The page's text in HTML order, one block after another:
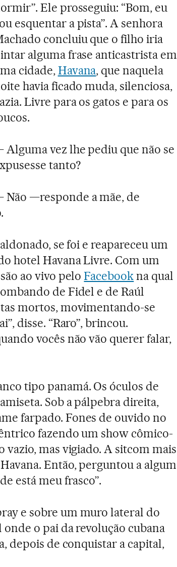
Ele prosseguiu: “Bom, eu
esquentar a pista”. A senhora
concluiu que o filho iria
alguma frase anticastrista em
cidade,Havana, que naquela
havia ficado muda, silenciosa,
Livre para os gatos e para os
Alguma vez lhe pediu que não se
tanto?
Não —responde a mãe, de
se foi e reapareceu um
hotel Havana Livre. Com um
ao vivo peloFacebookna qual
de Fidel e de Raúl
mortos, movimentando-se
disse. “Raro”, brincou.
vocês não vão querer falar,
tipo panamá. Os óculos de
Sob a pálpebra direita,
farpado. Fones de ouvido no
fazendo um show cômico-
mas vigiado. A sitcom mais
Então, perguntou a algum
está meu frasco”.
e sobre um muro lateral do
o pai da revolução cubana
depois de conquistar a capital,